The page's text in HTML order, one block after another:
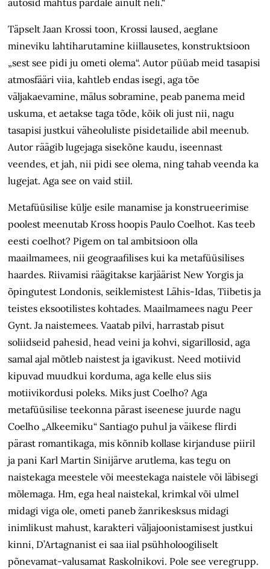
Täpselt Jaan Krossi toon, Krossi laused, aeglane
mineviku lahtiharutamine kiillausetes, konstruktsioon
„sest see pidi ju ometi olema“. Autor püüab meid tasapisi
atmosfääri viia, kahtleb endas isegi, aga tõe
väljakaevamine, mälus sobramine, peab panema meid
uskuma, et aetakse taga tõde, kõik oli just nii, nagu
tasapisi justkui väheoluliste pisidetailide abil meenub.
Autor räägib lugejaga sisekõne kaudu, iseennast
veendes, et jah, nii pidi see olema, ning tahab veenda ka
lugejat. Aga see on vaid stiil.
Metafüüsilise külje esile manamise ja konstrueerimise
poolest meenutab Kross hoopis Paulo Coelhot. Kas teeb
eesti coelhot? Pigem on tal ambitsioon olla
maailmamees, nii geograafilises kui ka metafüüsilises
haardes. Riivamisi räägitakse karjäärist New Yorgis ja
õpingutest Londonis, seiklemistest Lähis-Idas, Tiibetis ja
teistes eksootilistes kohtades. Maailmamees nagu Peer
Gynt. Ja naistemees. Vaatab pilvi, harrastab pisut
soliidseid pahesid, head veini ja kohvi, sigarillosid, aga
samal ajal mõtleb naistest ja igavikust. Need motiivid
kipuvad muudkui korduma, aga kelle elus siis
motiivikordusi poleks. Miks just Coelho? Aga
metafüüsilise teekonna pärast iseenese juurde nagu
Coelho „Alkeemiku“ Santiago puhul ja väikese flirdi
pärast romantikaga, mis kõnnib kollase kirjanduse piiril
ja pani Karl Martin Sinijärve arutlema, kas tegu on
naistekaga meestele või meestekaga naistele või läbisegi
mõlemaga. Hm, ega heal naistekal, krimkal või ulmel
midagi viga ole, ometi paneb žanrikesksus midagi
inimlikust mahust, karakteri väljajoonistamisest justkui
kinni, D’Artagnanist ei saa iial psühholoogiliselt
põnevamat-valusamat Raskolnikovi. Pole see veregrupp.